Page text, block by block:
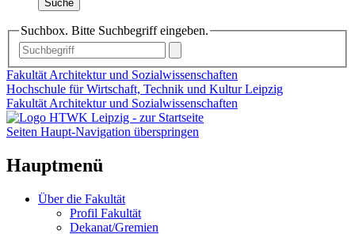
Suche
Suchbox. Bitte Suchbegriff eingeben.
Fakultät Architektur und Sozialwissenschaften
Hochschule für Wirtschaft, Technik und Kultur Leipzig
Fakultät Architektur und Sozialwissenschaften
Seiten Haupt-Navigation überspringen
Hauptmenü
Über die Fakultät
Profil Fakultät
Dekanat/Gremien